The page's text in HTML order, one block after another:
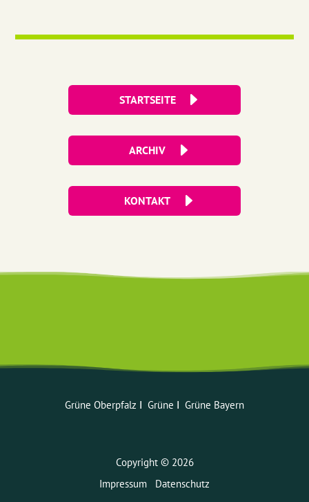
STARTSEITE
ARCHIV
KONTAKT
Grüne Oberpfalz ꓲ Grüne ꓲ Grüne Bayern
Copyright © 2026
Impressum Datenschutz